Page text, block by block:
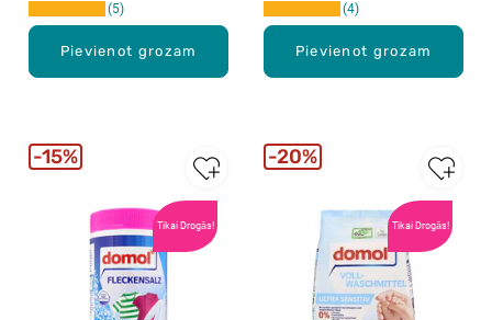
Pievienot grozam
5
Pievienot grozam
4
Tikai Drogās!
15%
Tikai Drogās!
20%